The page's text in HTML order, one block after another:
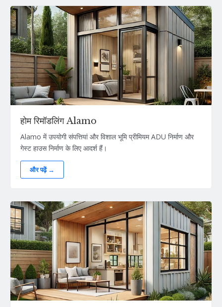
होम रिमॉडलिंग Alamo
Alamo में उपयोगी संपत्तियां और विशाल भूमि प्रीमियम ADU निर्माण और
गेस्ट हाउस निर्माण के लिए आदर्श हैं।
और पढ़ें →